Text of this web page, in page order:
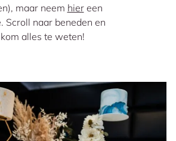
maar neem hiereen
Scroll naar beneden en
kom alles te weten!